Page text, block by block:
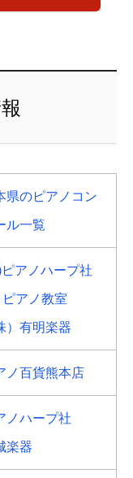
県のピアノコン
ル一覧
ピアノハープ社
ピアノ教室
）有明楽器
ノ百貨熊本店
ノハープ社
楽器